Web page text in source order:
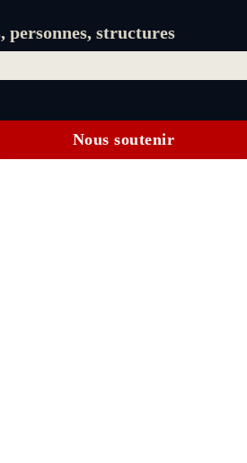
personnes, structures
Nous soutenir